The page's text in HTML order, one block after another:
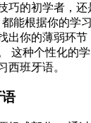
巧的初学者，
能根据你的学
出你的薄弱环
这种个性化的
西班牙语。